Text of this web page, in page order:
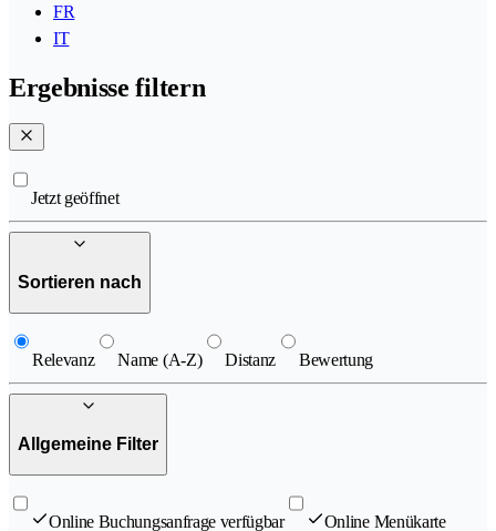
FR
IT
Ergebnisse filtern
Jetzt geöffnet
Sortieren nach
Relevanz Name (A-Z) Distanz Bewertung
Allgemeine Filter
Online Buchungsanfrage verfügbar Online Menükarte